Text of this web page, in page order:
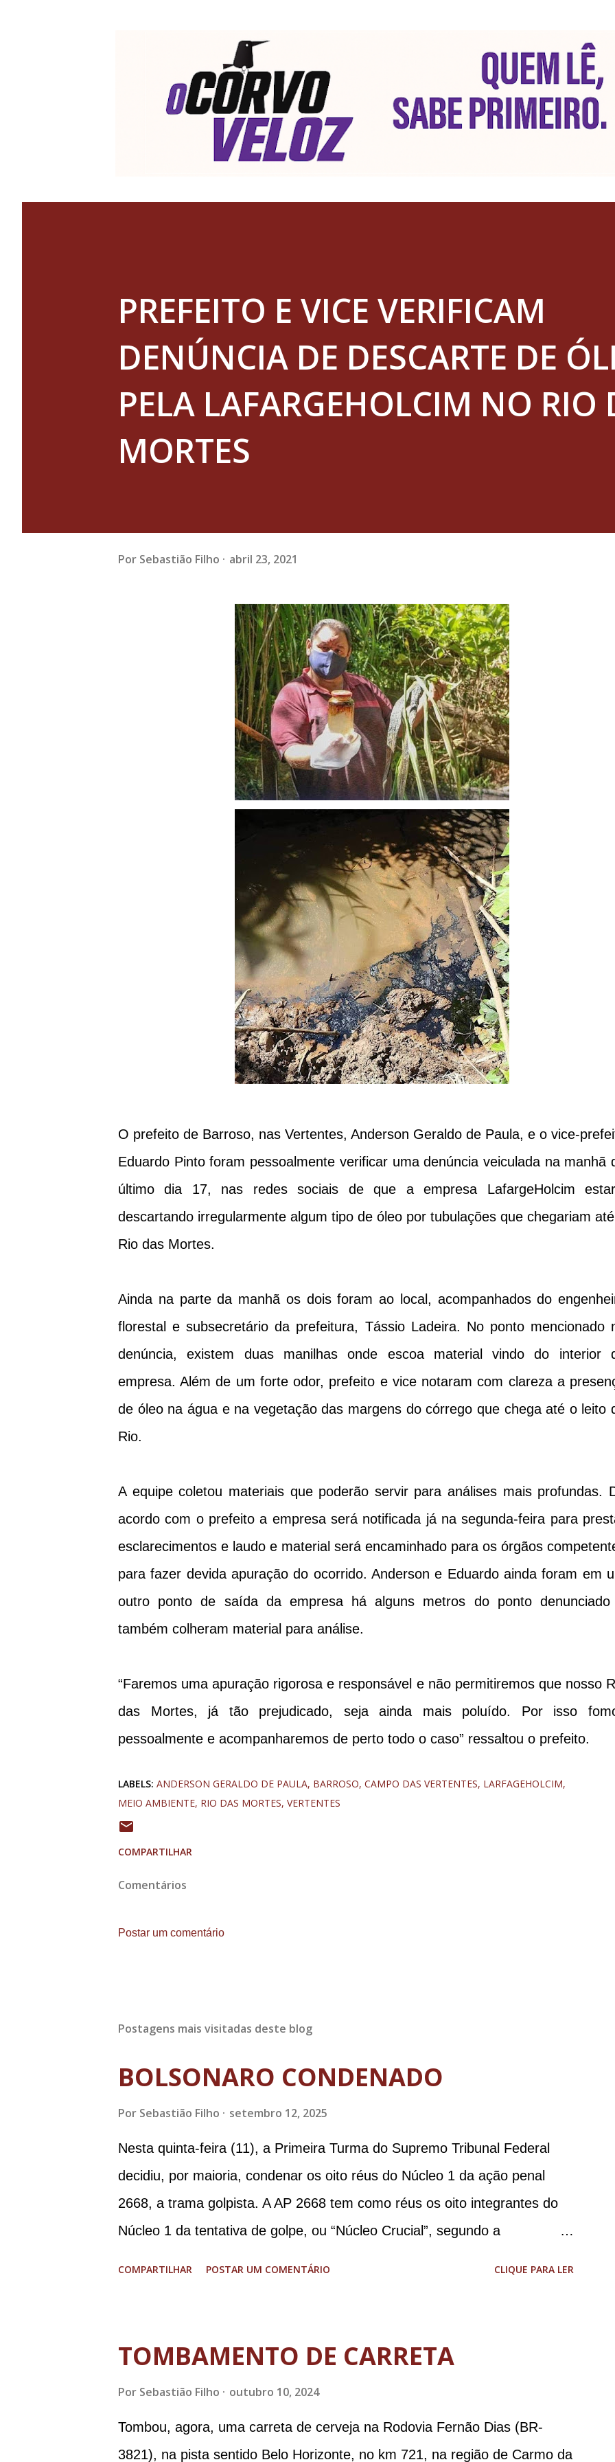
PREFEITO E VICE VERIFICAM
DENÚNCIA DE DESCARTE DE
PELA LAFARGEHOLCIM NO RIO
MORTES
Por Sebastião Filho abril 23, 2021
O prefeito de Barroso, nas Vertentes, Anderson Geraldo de Paula, e o vice-
Eduardo Pinto foram pessoalmente verificar uma denúncia veiculada na manhã
último dia 17, nas redes sociais de que a empresa LafargeHolcim
descartando irregularmente algum tipo de óleo por tubulações que chegariam
Rio das Mortes.
Ainda na parte da manhã os dois foram ao local, acompanhados do
florestal e subsecretário da prefeitura, Tássio Ladeira. No ponto mencionado
denúncia, existem duas manilhas onde escoa material vindo do interior
empresa. Além de um forte odor, prefeito e vice notaram com clareza a
de óleo na água e na vegetação das margens do córrego que chega até o leito
Rio.
A equipe coletou materiais que poderão servir para análises mais profundas.
acordo com o prefeito a empresa será notificada já na segunda-feira para
esclarecimentos e laudo e material será encaminhado para os órgãos
para fazer devida apuração do ocorrido. Anderson e Eduardo ainda foram em
outro ponto de saída da empresa há alguns metros do ponto
também colheram material para análise.
“Faremos uma apuração rigorosa e responsável e não permitiremos que nosso
das Mortes, já tão prejudicado, seja ainda mais poluído. Por isso
pessoalmente e acompanharemos de perto todo o caso” ressaltou o prefeito.
LABELS: ANDERSON GERALDO DE PAULA BARROSO CAMPO DAS VERTENTES LARFAGEHOLCIM
MEIO AMBIENTE RIO DAS MORTES VERTENTES
COMPARTILHAR
Comentários
Postar um comentário
Postagens mais visitadas deste blog
BOLSONARO CONDENADO
Por Sebastião Filho setembro 12, 2025
Nesta quinta-feira (11), a Primeira Turma do Supremo Tribunal Federal
decidiu, por maioria, condenar os oito réus do Núcleo 1 da ação penal
2668, a trama golpista. A AP 2668 tem como réus os oito integrantes do
Núcleo 1 da tentativa de golpe, ou “Núcleo Crucial”, segundo a
Augusto Heleno, ex-chefe do Gabinete de Segurança Institucional (GSI); o
tenente-coronel Mauro Cid, ex-ajudante de ordens de Bolsonaro (réu-
colaborador); o ex-presidente da República Jair Bolsonaro; o general
Paulo Sérgio Nogueira, ex-ministro da Defesa; e o general da reserva
COMPARTILHAR POSTAR UM COMENTÁRIO CLIQUE PARA LER
TOMBAMENTO DE CARRETA
Por Sebastião Filho outubro 10, 2024
Tombou, agora, uma carreta de cerveja na Rodovia Fernão Dias (BR-
3821), na pista sentido Belo Horizonte, no km 721, na região de Carmo da